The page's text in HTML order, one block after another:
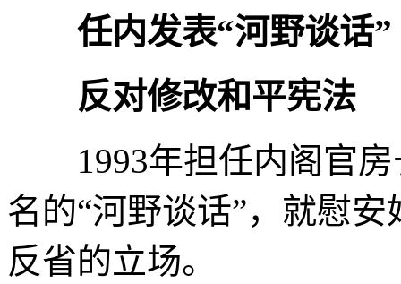
任内发表“河野谈话”
反对修改和平宪法
1993年担任内阁官房
名的“河野谈话”，就慰
反省的立场。